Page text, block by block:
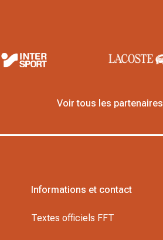
Voir tous les partenaires
Informations et contact
Textes officiels FFT